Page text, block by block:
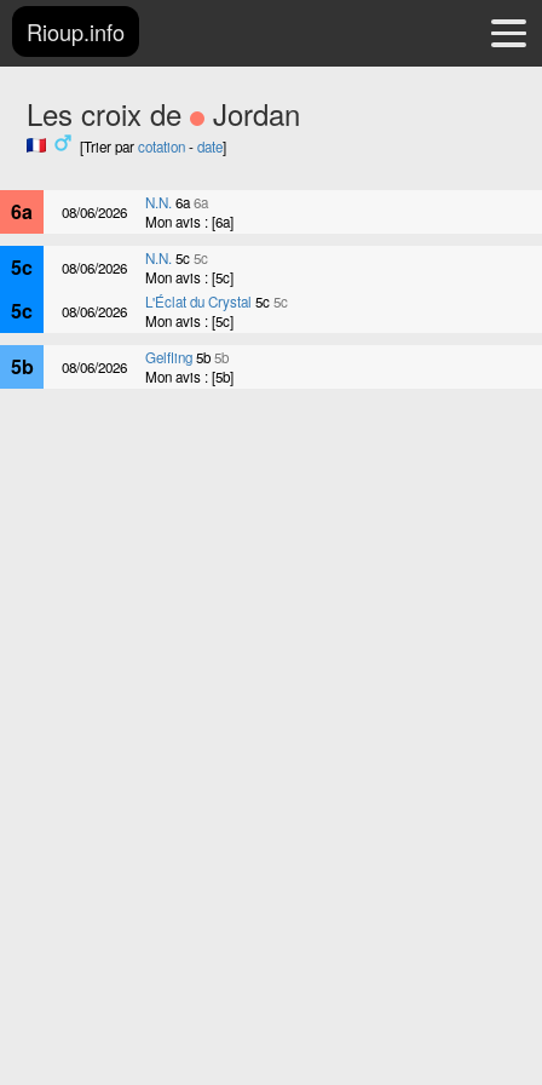
Rioup.info
Les croix de Jordan
[Trier parcotation-date]
6a 08/06/2026 N.N.6a6a
Mon avis : [6a]
5c 08/06/2026 N.N.5c5c
Mon avis : [5c]
5c 08/06/2026 L'Éclat du Crystal 5c5c
Mon avis : [5c]
5b 08/06/2026 Gelfling5b5b
Mon avis : [5b]